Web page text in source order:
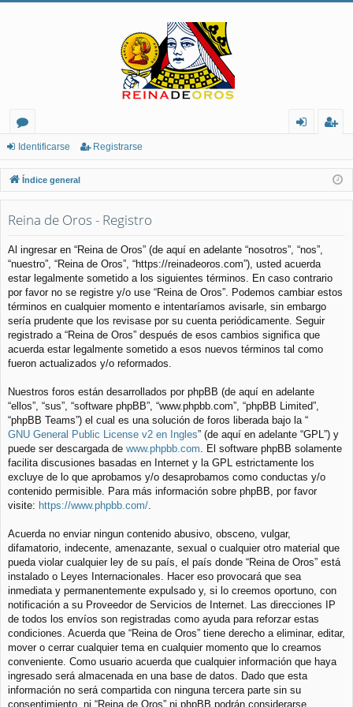
or
os
nt
ifi
rs
e
ist
ra
Identificarse Registrarse
Índice general
Reina de Oros - Registro
Al ingresar en “Reina de Oros” (de aquí en adelante “nosotros”, “nos”,
“nuestro”, “Reina de Oros”, “https://reinadeoros.com”), usted acuerda
estar legalmente sometido a los siguientes términos. En caso contrario
por favor no se registre y/o use “Reina de Oros”. Podemos cambiar estos
términos en cualquier momento e intentaríamos avisarle, sin embargo
sería prudente que los revisase por su cuenta periódicamente. Seguir
registrado a “Reina de Oros” después de esos cambios significa que
acuerda estar legalmente sometido a esos nuevos términos tal como
fueron actualizados y/o reformados.
Nuestros foros están desarrollados por phpBB (de aquí en adelante
“ellos”, “sus”, “software phpBB”, “www.phpbb.com”, “phpBB Limited”,
“phpBB Teams”) el cual es una solución de foros liberada bajo la “
GNU General Public License v2 en Ingles” (de aquí en adelante “GPL”) y
puede ser descargada de www.phpbb.com . El software phpBB solamente
facilita discusiones basadas en Internet y la GPL estrictamente los
excluye de lo que aprobamos y/o desaprobamos como conductas y/o
contenido permisible. Para más información sobre phpBB, por favor
visite: https://www.phpbb.com/
Acuerda no enviar ningun contenido abusivo, obsceno, vulgar,
difamatorio, indecente, amenazante, sexual o cualquier otro material que
pueda violar cualquier ley de su país, el país donde “Reina de Oros” está
instalado o Leyes Internacionales. Hacer eso provocará que sea
inmediata y permanentemente expulsado y, si lo creemos oportuno, con
notificación a su Proveedor de Servicios de Internet. Las direcciones IP
de todos los envíos son registradas como ayuda para reforzar estas
condiciones. Acuerda que “Reina de Oros” tiene derecho a eliminar, editar,
mover o cerrar cualquier tema en cualquier momento que lo creamos
conveniente. Como usuario acuerda que cualquier información que haya
ingresado será almacenada en una base de datos. Dado que esta
información no será compartida con ninguna tercera parte sin su
consentimiento, ni “Reina de Oros” ni phpBB podrán considerarse